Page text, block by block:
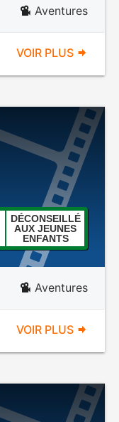
Aventures
VOIR PLUS
DÉCONSEILLÉ
AUX JEUNES
ENFANTS
Aventures
VOIR PLUS